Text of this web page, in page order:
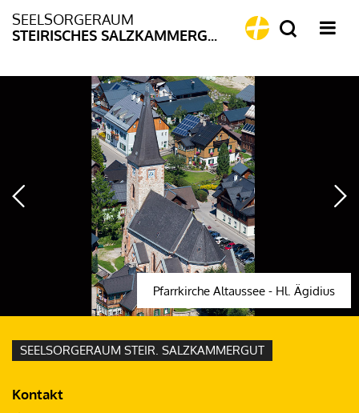
SEELSORGERAUM
STEIRISCHES SALZKAMMERGUT
Pfarrkirche Altaussee - Hl. Ägidius
SEELSORGERAUM STEIR. SALZKAMMERGUT
Kontakt